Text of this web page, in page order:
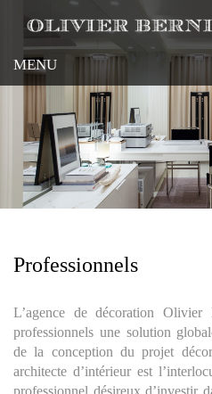
contenido
principal
MENU
Professionnels
L’agence de décoration
professionnels une solution
de la conception du projet
architecte d’intérieur est